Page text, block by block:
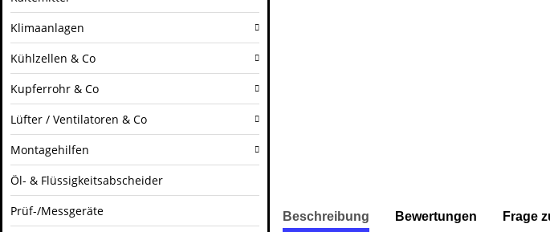
Beschreibung Bewertungen Frage
Klimaanlagen
Kühlzellen & Co
Kupferrohr & Co
Lüfter / Ventilatoren & Co
Montagehilfen
Öl- & Flüssigkeitsabscheider
Prüf-/Messgeräte